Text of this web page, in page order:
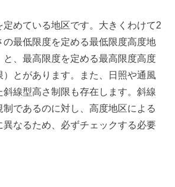
めている地区です。大きくわけて2
の最低限度を定める最低限度高度地
と、最高限度を定める最高限度高度
）とがあります。また、日照や通風
線型高さ制限も存在します。斜線
であるのに対し、高度地区による
異なるため、必ずチェックする必要